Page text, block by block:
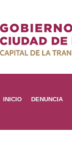
INICIO DENUNCIA